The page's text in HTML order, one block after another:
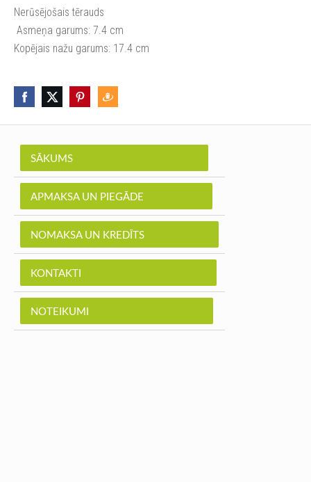
SĀKUMS
APMAKSA UN PIEGĀDE
NOMAKSA UN KREDĪTS
KONTAKTI
NOTEIKUMI
Nerūsējošais tērauds
Asmeņa garums: 7.4 cm
Kopējais nažu garums: 17.4 cm